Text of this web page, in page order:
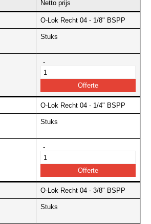
Netto prijs
O-Lok Recht 04 - 1/8" BSPP
Stuks
-
O-Lok Recht 04 - 1/4" BSPP
Stuks
-
O-Lok Recht 04 - 3/8" BSPP
Stuks